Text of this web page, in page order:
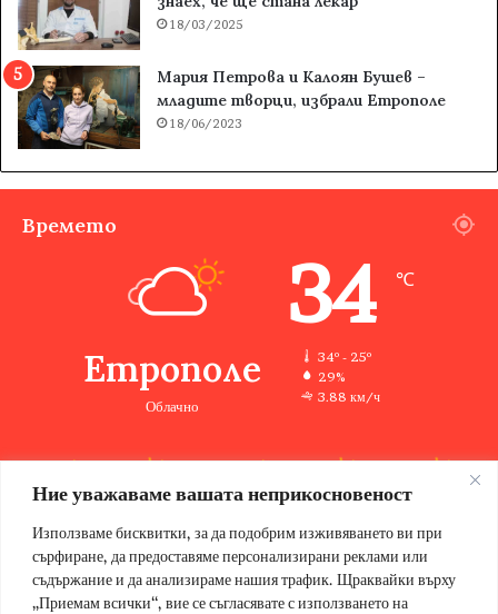
Ние уважаваме вашата неприкосновеност
Използваме бисквитки, за да подобрим изживяването ви при
сърфиране, да предоставяме персонализирани реклами или
съдържание и да анализираме нашия трафик. Щраквайки върху
„Приемам всички“, вие се съгласявате с използването на
18/03/2025
Мария Петрова и Калоян Бушев –
младите творци, избрали Етрополе
18/06/2023
Времето
Етрополе
Облачно
34 ℃
34º - 25º
29%
3.88 км/ч
33 ℃ 34 ℃ 33 ℃ 35 ℃